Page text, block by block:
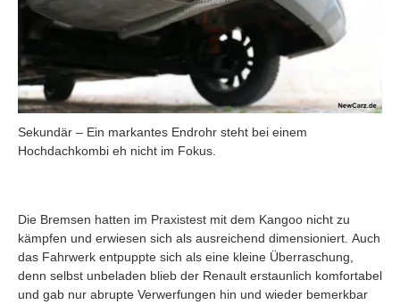
Sekundär – Ein markantes Endrohr steht bei einem
Hochdachkombi eh nicht im Fokus.
Die Bremsen hatten im Praxistest mit dem Kangoo nicht zu
kämpfen und erwiesen sich als ausreichend dimensioniert. Auch
das Fahrwerk entpuppte sich als eine kleine Überraschung,
denn selbst unbeladen blieb der Renault erstaunlich komfortabel
und gab nur abrupte Verwerfungen hin und wieder bemerkbar